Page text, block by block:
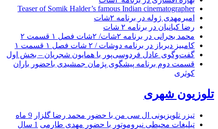
Teaser of Somik Halder’s famous Indian cinematographer
امیرمهدی ژوله در برنامه ۲شات
رضا کیانیان در برنامه ۲ شات
محمد بحرانی در برنامه ۲شات/ ۲شات فصل ۱ قسمت ۲
کامبیز دیرباز در برنامه دوشات / ۲ شات فصل ۱ قسمت ۱
گفت‌وگوی عادل فردوسی‌پور با همایون شجریان – بخش اول
قسمت دوم برنامه پیشگوی پژمان جمشیدی باحضور باران
کوثری
تلوزیون شهری
تیزر تلویزیونی ال سی من با حضور محمد رضا گلزار 9 ماه
تبلیغات محیطی نیروموتور با حضور مهدی طارمی 1 سال